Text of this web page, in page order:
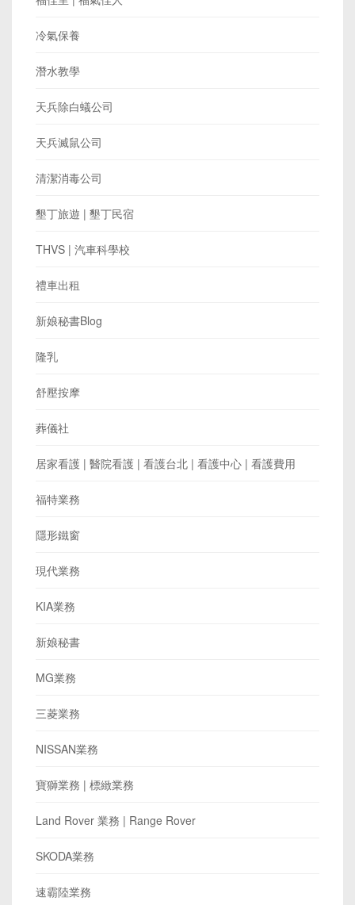
冷氣保養
潛水教學
天兵除白蟻公司
天兵滅鼠公司
清潔消毒公司
墾丁旅遊 | 墾丁民宿
THVS | 汽車科學校
禮車出租
新娘秘書Blog
隆乳
舒壓按摩
葬儀社
居家看護 | 醫院看護 | 看護台北 | 看護中心 | 看護費用
福特業務
隱形鐵窗
現代業務
KIA業務
新娘秘書
MG業務
三菱業務
NISSAN業務
寶獅業務 | 標緻業務
Land Rover 業務 | Range Rover
SKODA業務
速霸陸業務